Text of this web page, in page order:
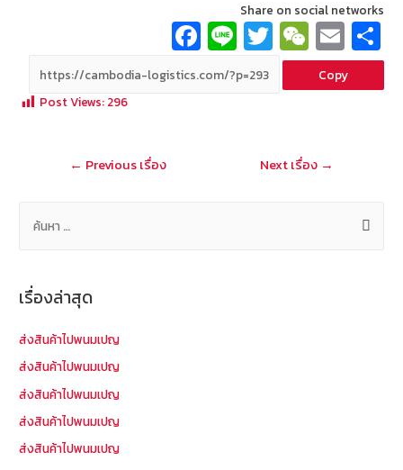
Share on social networks
Fa
ce
b
Li
n
e
T
wi
tt
W
e
C
at
E
m
ai
Copy
Post Views: 296
แนะแนว
← Previous เรื่อง Next เรื่อง →
ห
รั
เรื่องล่าสุด
ส่งสินค้าไปพนมเปญ
ส่งสินค้าไปพนมเปญ
ส่งสินค้าไปพนมเปญ
ส่งสินค้าไปพนมเปญ
ส่งสินค้าไปพนมเปญ